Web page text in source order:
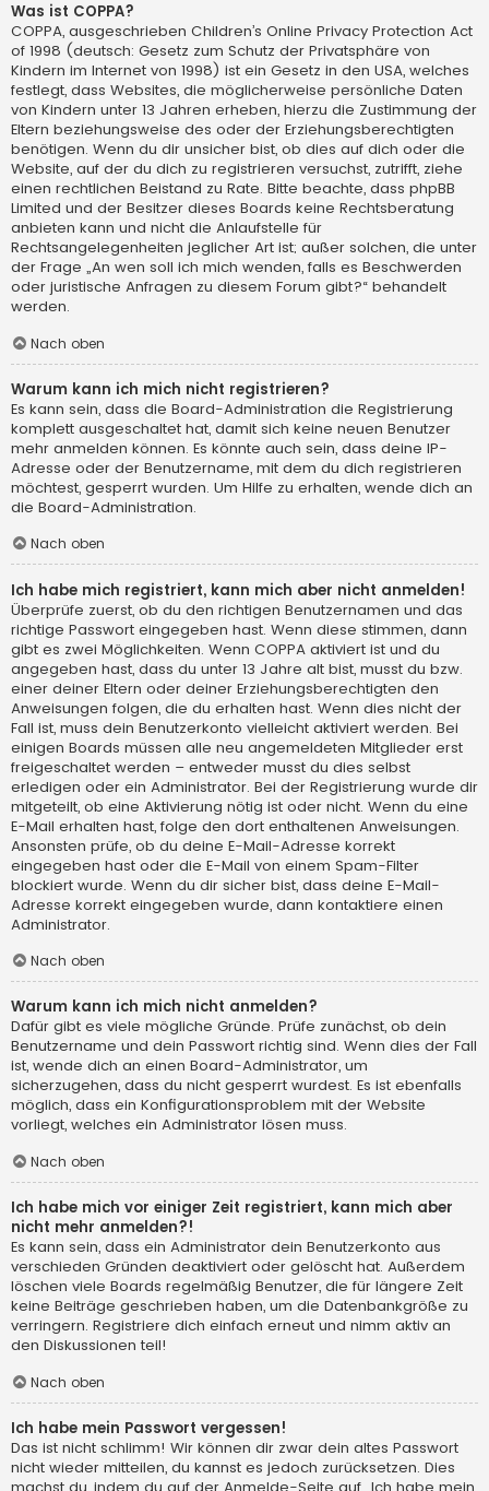
Was ist COPPA?
COPPA, ausgeschrieben Children’s Online Privacy Protection Act
of 1998 (deutsch: Gesetz zum Schutz der Privatsphäre von
Kindern im Internet von 1998) ist ein Gesetz in den USA, welches
festlegt, dass Websites, die möglicherweise persönliche Daten
von Kindern unter 13 Jahren erheben, hierzu die Zustimmung der
Eltern beziehungsweise des oder der Erziehungsberechtigten
benötigen. Wenn du dir unsicher bist, ob dies auf dich oder die
Website, auf der du dich zu registrieren versuchst, zutrifft, ziehe
einen rechtlichen Beistand zu Rate. Bitte beachte, dass phpBB
Limited und der Besitzer dieses Boards keine Rechtsberatung
anbieten kann und nicht die Anlaufstelle für
Rechtsangelegenheiten jeglicher Art ist; außer solchen, die unter
der Frage „An wen soll ich mich wenden, falls es Beschwerden
oder juristische Anfragen zu diesem Forum gibt?“ behandelt
werden.
Nach oben
Warum kann ich mich nicht registrieren?
Es kann sein, dass die Board-Administration die Registrierung
komplett ausgeschaltet hat, damit sich keine neuen Benutzer
mehr anmelden können. Es könnte auch sein, dass deine IP-
Adresse oder der Benutzername, mit dem du dich registrieren
möchtest, gesperrt wurden. Um Hilfe zu erhalten, wende dich an
die Board-Administration.
Nach oben
Ich habe mich registriert, kann mich aber nicht anmelden!
Überprüfe zuerst, ob du den richtigen Benutzernamen und das
richtige Passwort eingegeben hast. Wenn diese stimmen, dann
gibt es zwei Möglichkeiten. Wenn COPPA aktiviert ist und du
angegeben hast, dass du unter 13 Jahre alt bist, musst du bzw.
einer deiner Eltern oder deiner Erziehungsberechtigten den
Anweisungen folgen, die du erhalten hast. Wenn dies nicht der
Fall ist, muss dein Benutzerkonto vielleicht aktiviert werden. Bei
einigen Boards müssen alle neu angemeldeten Mitglieder erst
freigeschaltet werden – entweder musst du dies selbst
erledigen oder ein Administrator. Bei der Registrierung wurde dir
mitgeteilt, ob eine Aktivierung nötig ist oder nicht. Wenn du eine
E-Mail erhalten hast, folge den dort enthaltenen Anweisungen.
Ansonsten prüfe, ob du deine E-Mail-Adresse korrekt
eingegeben hast oder die E-Mail von einem Spam-Filter
blockiert wurde. Wenn du dir sicher bist, dass deine E-Mail-
Adresse korrekt eingegeben wurde, dann kontaktiere einen
Administrator.
Nach oben
Warum kann ich mich nicht anmelden?
Dafür gibt es viele mögliche Gründe. Prüfe zunächst, ob dein
Benutzername und dein Passwort richtig sind. Wenn dies der Fall
ist, wende dich an einen Board-Administrator, um
sicherzugehen, dass du nicht gesperrt wurdest. Es ist ebenfalls
möglich, dass ein Konfigurationsproblem mit der Website
vorliegt, welches ein Administrator lösen muss.
Nach oben
Ich habe mich vor einiger Zeit registriert, kann mich aber
nicht mehr anmelden?!
Es kann sein, dass ein Administrator dein Benutzerkonto aus
verschieden Gründen deaktiviert oder gelöscht hat. Außerdem
löschen viele Boards regelmäßig Benutzer, die für längere Zeit
keine Beiträge geschrieben haben, um die Datenbankgröße zu
verringern. Registriere dich einfach erneut und nimm aktiv an
den Diskussionen teil!
Nach oben
Ich habe mein Passwort vergessen!
Das ist nicht schlimm! Wir können dir zwar dein altes Passwort
nicht wieder mitteilen, du kannst es jedoch zurücksetzen. Dies